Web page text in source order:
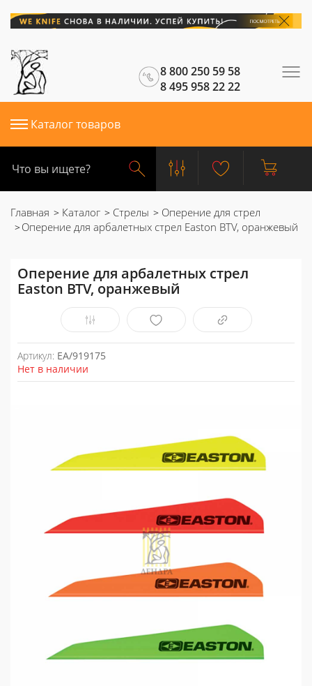
8 800 250 59 58
8 495 958 22 22
Каталог товаров
Главная Каталог Стрелы
Оперение для стрел
Оперение для арбалетных стрел Easton BTV, оранжевый
Оперение для арбалетных стрел
Easton BTV, оранжевый
Артикул: EA/919175
Нет в наличии